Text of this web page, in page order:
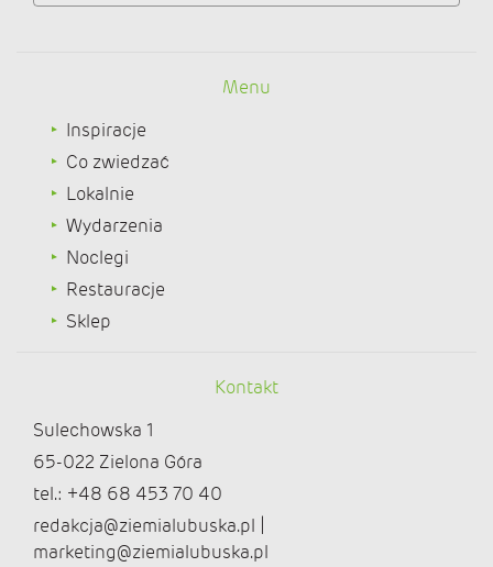
Menu
Inspiracje
Co zwiedzać
Lokalnie
Wydarzenia
Noclegi
Restauracje
Sklep
Kontakt
Sulechowska 1
65-022 Zielona Góra
tel.: +48 68 453 70 40
redakcja@ziemialubuska.pl |
marketing@ziemialubuska.pl